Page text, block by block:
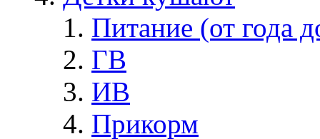
Питание (от года
ГВ
ИВ
Прикорм